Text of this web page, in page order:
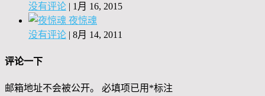
没有评论 | 1月 16, 2015
夜惊魂
没有评论 | 8月 14, 2011
评论一下
邮箱地址不会被公开。 必填项已用 *标注